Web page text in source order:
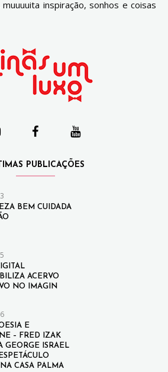
inspiração, sonhos e coisas
PUBLICAÇÕES
BEM CUIDADA
ACERVO
NO IMAGIN
E
– FRED IZAK
GEORGE ISRAEL
NA CASA PALMA